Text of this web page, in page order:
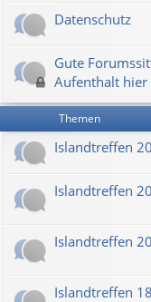
Datenschutz
Gute
Aufenthalt hier
Themen
Islandtreffen
Islandtreffen
Islandtreffen
Islandtreffen